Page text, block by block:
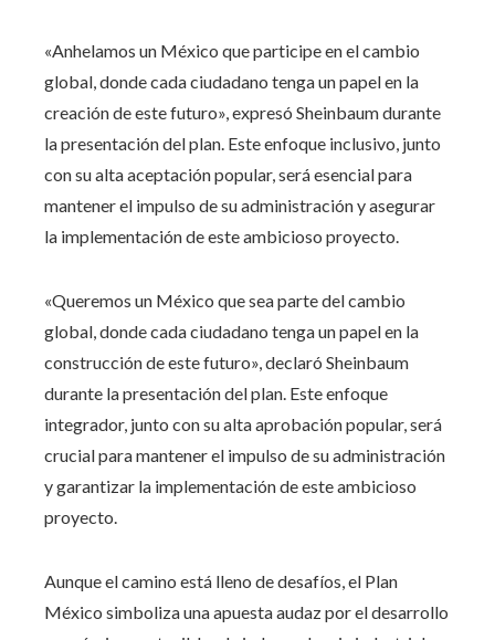
«Anhelamos un México que participe en el cambio
global, donde cada ciudadano tenga un papel en la
creación de este futuro», expresó Sheinbaum durante
la presentación del plan. Este enfoque inclusivo, junto
con su alta aceptación popular, será esencial para
mantener el impulso de su administración y asegurar
la implementación de este ambicioso proyecto.
«Queremos un México que sea parte del cambio
global, donde cada ciudadano tenga un papel en la
construcción de este futuro», declaró Sheinbaum
durante la presentación del plan. Este enfoque
integrador, junto con su alta aprobación popular, será
crucial para mantener el impulso de su administración
y garantizar la implementación de este ambicioso
proyecto.
Aunque el camino está lleno de desafíos, el Plan
México simboliza una apuesta audaz por el desarrollo